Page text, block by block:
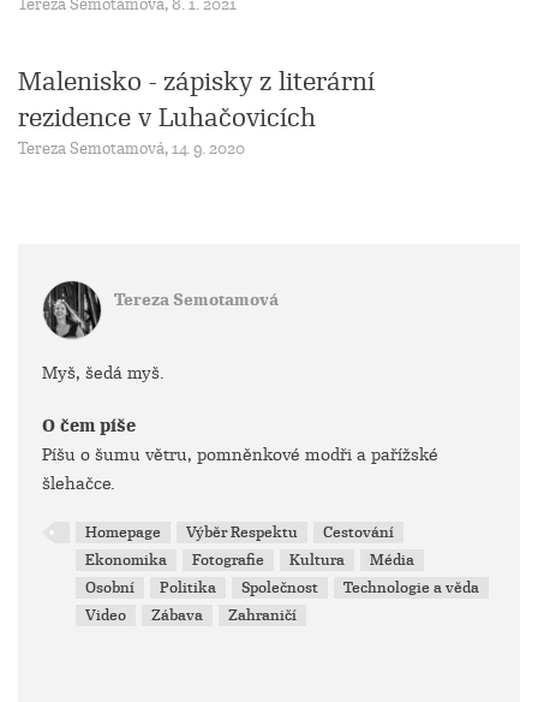
Tereza Semotamová, 8. 1. 2021
Malenisko - zápisky z literární
rezidence v Luhačovicích
Tereza Semotamová, 14. 9. 2020
Tereza Semotamová
Myš, šedá myš.
O čem píše
Píšu o šumu větru, pomněnkové modři a pařížské
šlehačce.
Homepage Výběr Respektu
Cestování
Ekonomika
Fotografie Kultura
Média
Osobní
Politika Společnost
Technologie a věda
Video
Zábava Zahraničí